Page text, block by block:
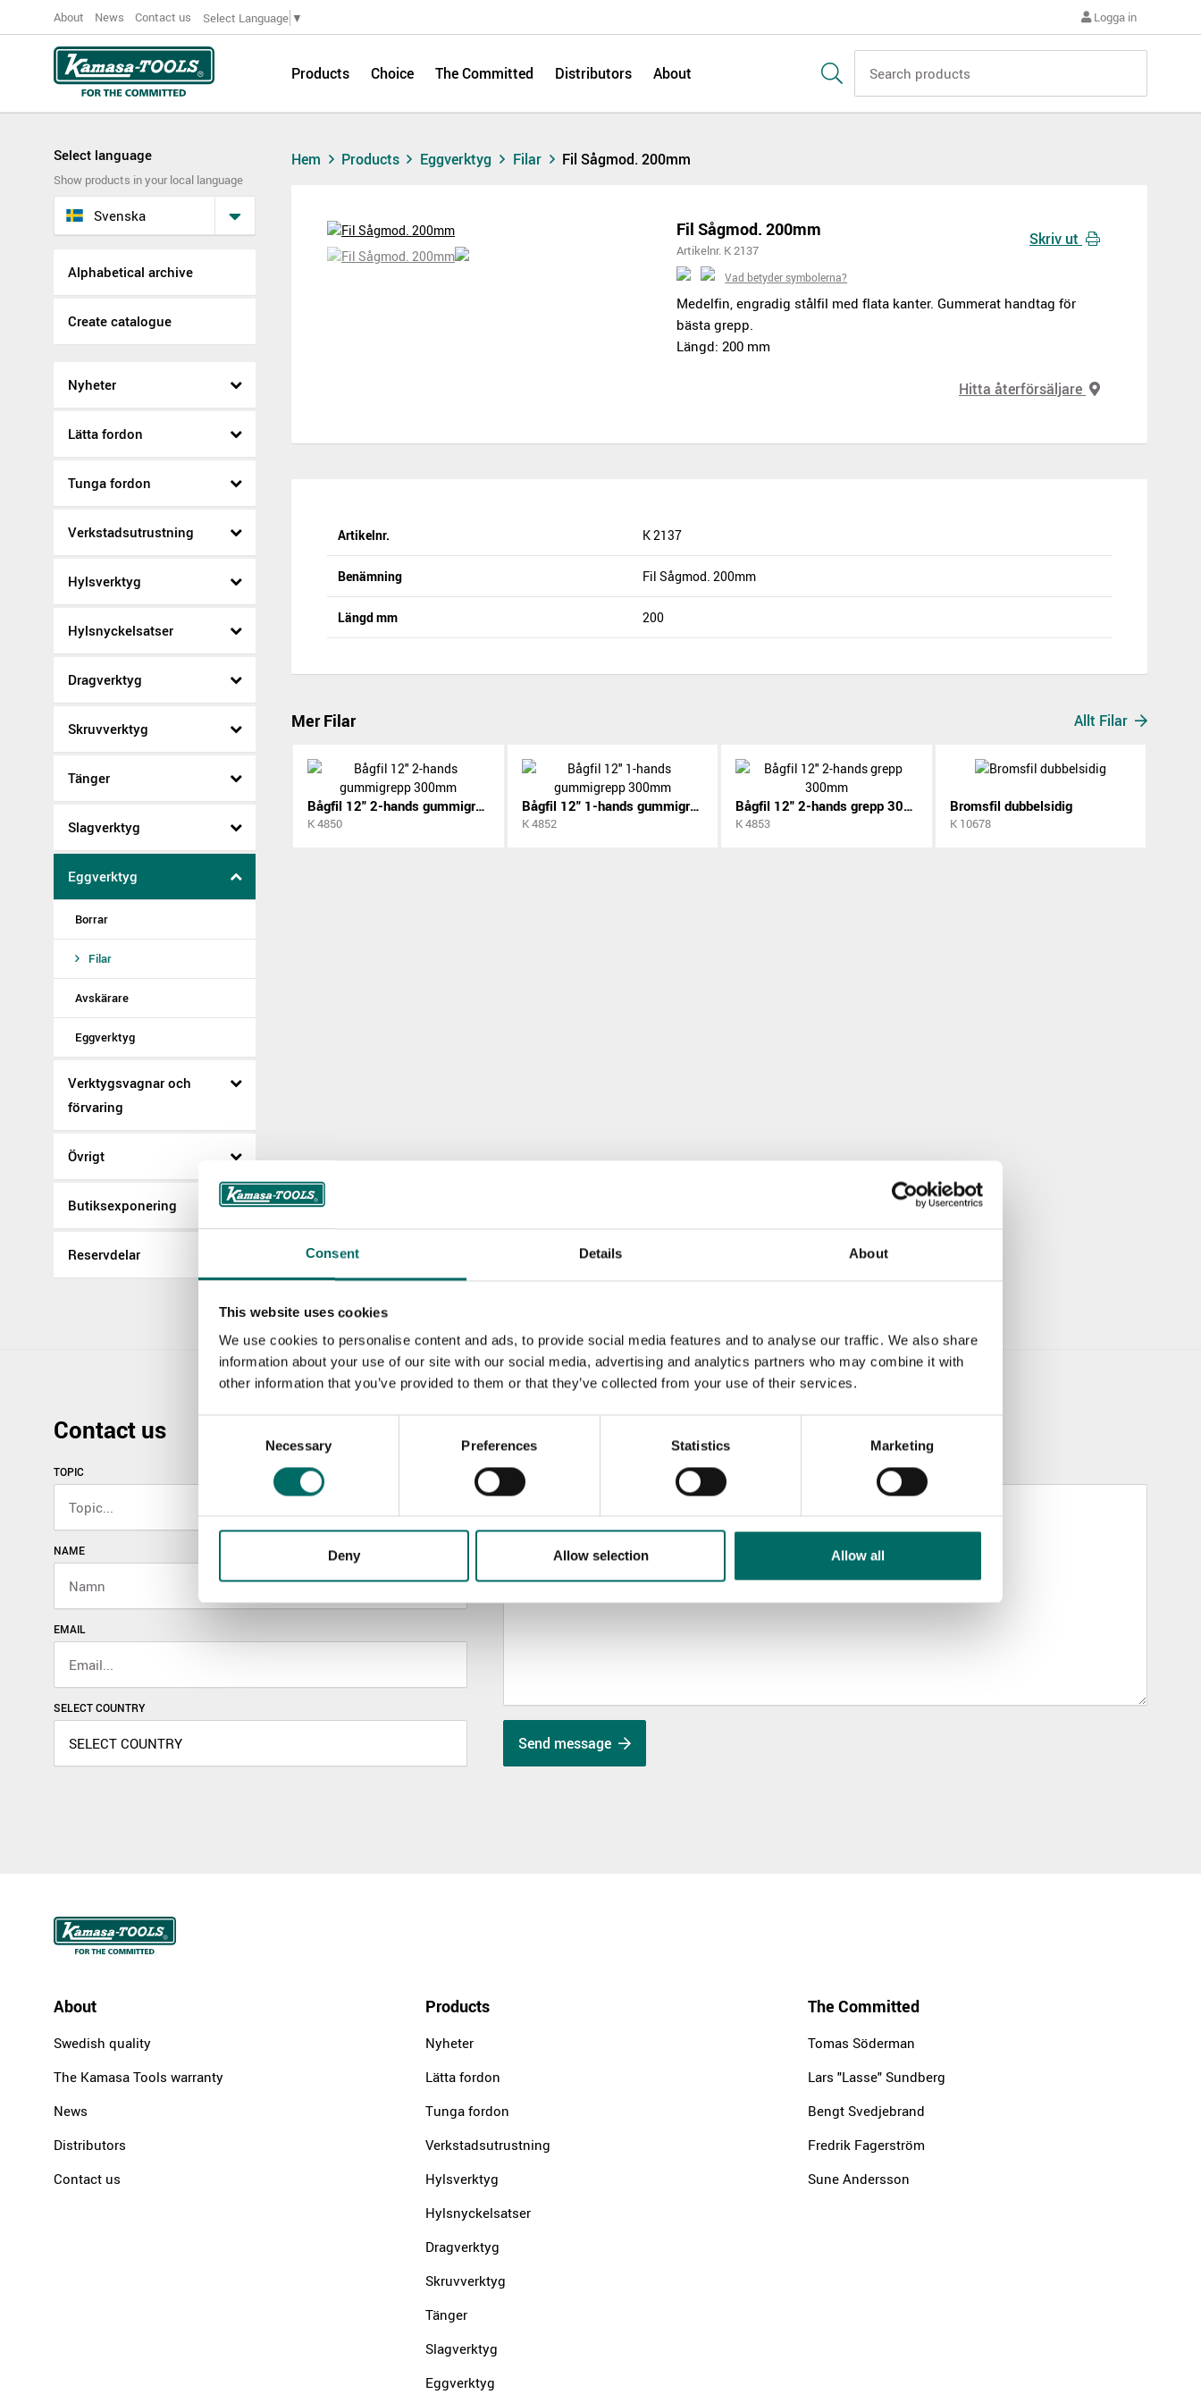
Consent Details About
This website uses cookies
We use cookies to personalise content and ads, to provide social media features and to analyse our traffic. We also share
information about your use of our site with our social media, advertising and analytics partners who may combine it with
other information that you’ve provided to them or that they’ve collected from your use of their services.
Necessary Preferences Statistics Marketing
Deny Allow selection Allow all
About News Contact us Select Language ▼ Logga in
Products Choice The Committed Distributors About
Select language
Show products in your local language
Svenska
Alphabetical archive
Create catalogue
Nyheter
Lätta fordon
Tunga fordon
Verkstadsutrustning
Hylsverktyg
Hylsnyckelsatser
Dragverktyg
Skruvverktyg
Tänger
Slagverktyg
Eggverktyg
Borrar
Filar
Avskärare
Eggverktyg
Verktygsvagnar och
förvaring
Övrigt
Butiksexponering
Reservdelar
Hem Products Eggverktyg Filar Fil Sågmod. 200mm
Fil Sågmod. 200mm
Artikelnr. K 2137
Vad betyder symbolerna?
Medelfin, engradig stålfil med flata kanter. Gummerat handtag för
bästa grepp.
Längd: 200 mm
Skriv ut
Hitta återförsäljare
Artikelnr. K 2137
Benämning Fil Sågmod. 200mm
Längd mm 200
Mer Filar Allt Filar
Bågfil 12" 2-hands gummigrepp 300mm
K 4850
Bågfil 12" 1-hands gummigrepp 300mm
K 4852
Bågfil 12" 2-hands grepp 300mm
K 4853
Bromsfil dubbelsidig
K 10678
Contact us
TOPIC
NAME
EMAIL
SELECT COUNTRY
MESSAGE (written in english)
Send message
About
Swedish quality
The Kamasa Tools warranty
News
Distributors
Contact us
Products
Nyheter
Lätta fordon
Tunga fordon
Verkstadsutrustning
Hylsverktyg
Hylsnyckelsatser
Dragverktyg
Skruvverktyg
Tänger
Slagverktyg
Eggverktyg
The Committed
Tomas Söderman
Lars "Lasse" Sundberg
Bengt Svedjebrand
Fredrik Fagerström
Sune Andersson